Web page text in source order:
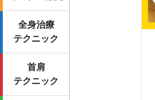
全身治療
テクニック
首肩
テクニック